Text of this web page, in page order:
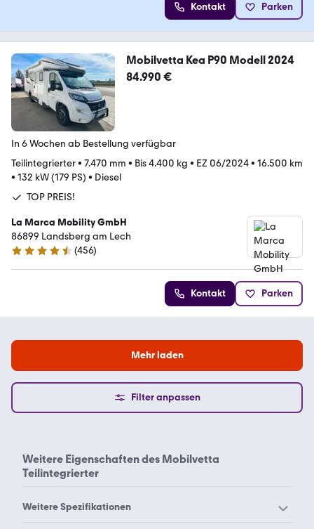
Kontakt Parken
Mobilvetta Kea P90 Modell 2024
84.990 €
In 6 Wochen ab Bestellung verfügbar
Teilintegrierter• 7.470 mm • Bis 4.400 kg • EZ 06/2024• 16.500 km
• 132 kW (179 PS) • Diesel
TOP PREIS!
La Marca Mobility GmbH
86899 Landsberg am Lech
4.4 Sterne
(456)
Kontakt Parken
Mehr laden
Filter anpassen
Weitere Eigenschaften des Mobilvetta
Teilintegrierter
Weitere Spezifikationen